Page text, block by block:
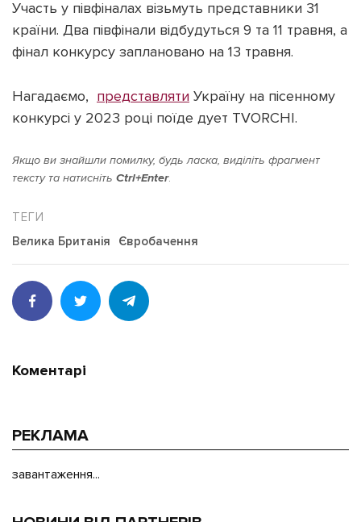
Підтримати dyvys.info
Участь у півфіналах візьмуть представники 31
країни. Два півфінали відбудуться 9 та 11 травня, а
фінал конкурсу заплановано на 13 травня.
Нагадаємо, представляти Україну на пісенному
конкурсі у 2023 році поїде дует TVORCHI.
Якщо ви знайшли помилку, будь ласка, виділіть фрагмент
тексту та натисніть Ctrl+Enter.
Велика Британія Євробачення
Коментарі
РЕКЛАМА
завантаження...